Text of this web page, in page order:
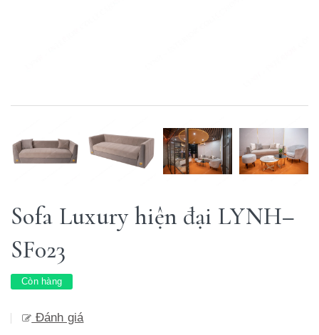
Sofa Luxury hiện đại LYNH–
SF023
Còn hàng
Đánh giá